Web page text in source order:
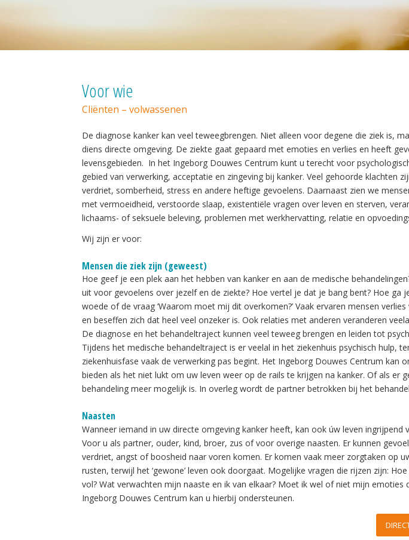
Voor wie
Cliënten – volwassenen
De diagnose kanker kan veel teweegbrengen. Niet alleen voor degene die ziek is,
diens directe omgeving. De ziekte gaat gepaard met emoties en verlies en heeft
levensgebieden. In het Ingeborg Douwes Centrum kunt u terecht voor
gebied van verwerking, acceptatie en zingeving bij kanker. Veel gehoorde klachten
verdriet, somberheid, stress en andere heftige gevoelens. Daarnaast zien we
met vermoeidheid, verstoorde slaap, existentiële vragen over leven en sterven,
lichaams- of seksuele beleving, problemen met werkhervatting, relatie en
Wij zijn er voor:
Mensen die ziek zijn (geweest)
Hoe geef je een plek aan het hebben van kanker en aan de medische
uit voor gevoelens over jezelf en de ziekte? Hoe vertel je dat je bang bent? Hoe ga
woede of de vraag ‘Waarom moet mij dit overkomen?’ Vaak ervaren mensen
en beseffen zich dat heel veel onzeker is. Ook relaties met anderen veranderen
De diagnose en het behandeltraject kunnen veel teweeg brengen en leiden tot
Tijdens het medische behandeltraject is er veelal in het ziekenhuis psychisch hulp,
ziekenhuisfase vaak de verwerking pas begint. Het Ingeborg Douwes Centrum kan
bieden als het niet lukt om uw leven weer op de rails te krijgen na kanker. Of als er
behandeling meer mogelijk is. In overleg wordt de partner betrokken bij het
Naasten
Wanneer iemand in uw directe omgeving kanker heeft, kan ook úw leven ingrijpend
Voor u als partner, ouder, kind, broer, zus of voor overige naasten. Er kunnen
verdriet, angst of boosheid naar voren komen. Er komen vaak meer zorgtaken op
rusten, terwijl het ‘gewone’ leven ook doorgaat. Mogelijke vragen die rijzen zijn:
vol? Wat verwachten mijn naaste en ik van elkaar? Moet ik wel of niet mijn emoties
Ingeborg Douwes Centrum kan u hierbij ondersteunen.